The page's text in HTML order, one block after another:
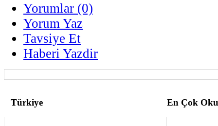
Yorumlar (0)
Yorum Yaz
Tavsiye Et
Haberi Yazdir
Türkiye En Çok